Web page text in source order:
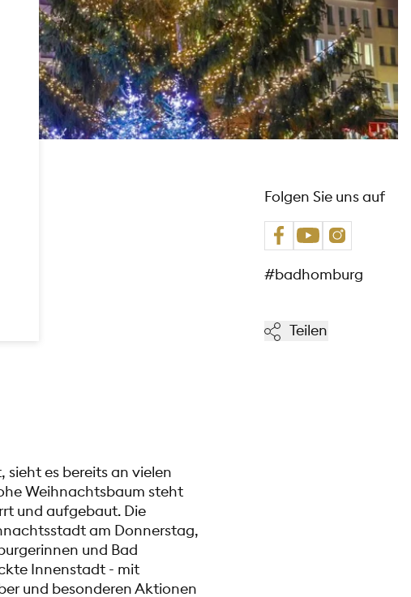
Folgen Sie uns auf
#badhomburg
Teilen
sieht es bereits an vielen
Weihnachtsbaum steht
und aufgebaut. Die
am Donnerstag,
und Bad
Innenstadt - mit
und besonderen Aktionen